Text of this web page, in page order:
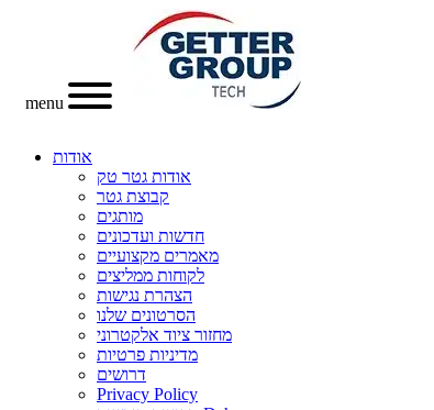
menu
אודות
אודות גטר טק
קבוצת גטר
מותגים
חדשות ועדכונים
מאמרים מקצועיים
לקוחות ממליצים
הצהרת נגישות
הסרטונים שלנו
מחזור ציוד אלקטרוני
מדיניות פרטיות
דרושים
Privacy Policy